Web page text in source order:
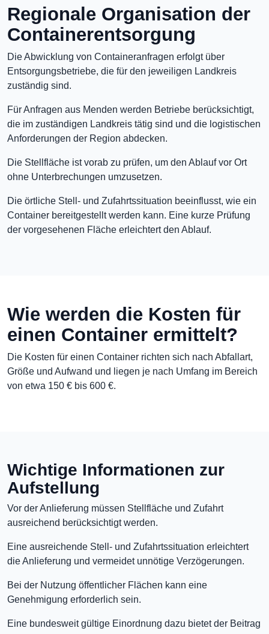
Regionale Organisation der
Containerentsorgung
Die Abwicklung von Containeranfragen erfolgt über
Entsorgungsbetriebe, die für den jeweiligen Landkreis
zuständig sind.
Für Anfragen aus Menden werden Betriebe berücksichtigt,
die im zuständigen Landkreis tätig sind und die logistischen
Anforderungen der Region abdecken.
Die Stellfläche ist vorab zu prüfen, um den Ablauf vor Ort
ohne Unterbrechungen umzusetzen.
Die örtliche Stell- und Zufahrtssituation beeinflusst, wie ein
Container bereitgestellt werden kann. Eine kurze Prüfung
der vorgesehenen Fläche erleichtert den Ablauf.
Wie werden die Kosten für
einen Container ermittelt?
Die Kosten für einen Container richten sich nach Abfallart,
Größe und Aufwand und liegen je nach Umfang im Bereich
von etwa 150 € bis 600 €.
Wichtige Informationen zur
Aufstellung
Vor der Anlieferung müssen Stellfläche und Zufahrt
ausreichend berücksichtigt werden.
Eine ausreichende Stell- und Zufahrtssituation erleichtert
die Anlieferung und vermeidet unnötige Verzögerungen.
Bei der Nutzung öffentlicher Flächen kann eine
Genehmigung erforderlich sein.
Eine bundesweit gültige Einordnung dazu bietet der Beitrag